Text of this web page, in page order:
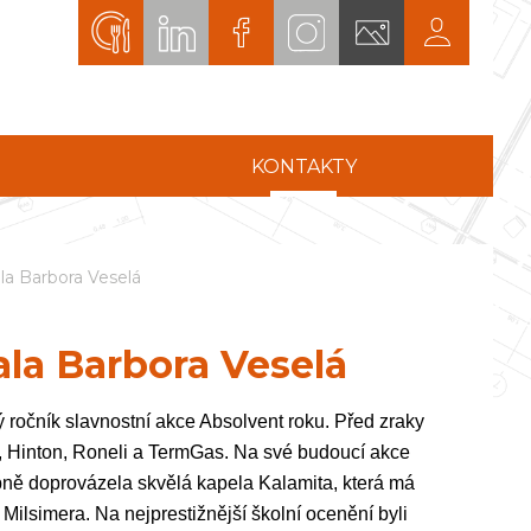
KONTAKTY
Barbora Veselá
Barbora Veselá
slavnostní akce Absolvent roku. Před zraky
Roneli a TermGas. Na své budoucí akce
doprovázela skvělá kapela Kalamita, která má
Na nejprestižnější školní ocenění byli